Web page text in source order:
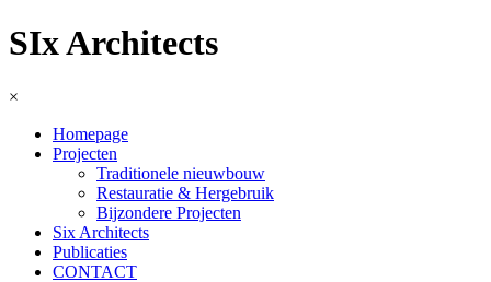
SIx Architects
×
Homepage
Projecten
Traditionele nieuwbouw
Restauratie & Hergebruik
Bijzondere Projecten
Six Architects
Publicaties
CONTACT